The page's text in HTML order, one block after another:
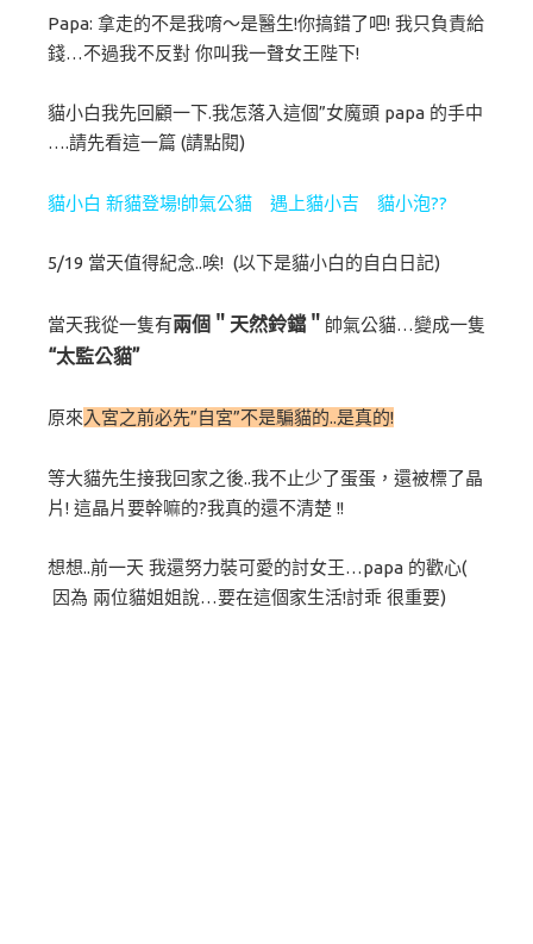
Papa: 拿走的不是我唷～是醫生!你搞錯了吧! 我只負責給
錢…不過我不反對 你叫我一聲女王陛下!
貓小白我先回顧一下.我怎落入這個”女魔頭 papa 的手中
….請先看這一篇 (請點閱)
貓小白 新貓登場!帥氣公貓 遇上貓小吉 貓小泡??
5/19 當天值得紀念..唉! (以下是貓小白的自白日記)
當天我從一隻有兩個＂天然鈴鐺＂ 帥氣公貓…變成一隻
“太監公貓”
原來 入宮之前必先”自宮”不是騙貓的..是真的!
等大貓先生接我回家之後..我不止少了蛋蛋，還被標了晶
片! 這晶片要幹嘛的?我真的還不清楚 !!
想想..前一天 我還努力裝可愛的討女王…papa 的歡心(
因為 兩位貓姐姐說…要在這個家生活!討乖 很重要)